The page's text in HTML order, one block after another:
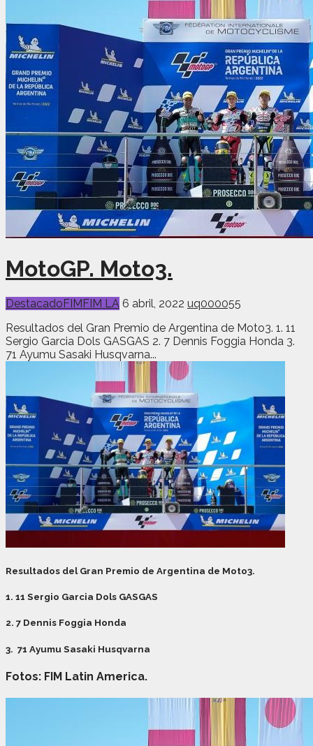
MotoGP. Moto3.
DestacadoFIMFIM LA 6 abril, 2022 uq000055
Resultados del Gran Premio de Argentina de Moto3. 1. 11
Sergio Garcia Dols GASGAS 2. 7 Dennis Foggia Honda 3.
71 Ayumu Sasaki Husqvarna...
Resultados del Gran Premio de Argentina de Moto3.
1. 11 Sergio Garcia Dols GASGAS
2. 7 Dennis Foggia Honda
3. 71 Ayumu Sasaki Husqvarna
Fotos: FIM Latin America.